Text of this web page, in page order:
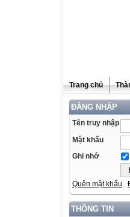
Trang chủ
ĐĂNG NHẬP
Tên truy nhập
Mật khẩu
Ghi nhớ
Quên mật khẩu
THÔNG TIN